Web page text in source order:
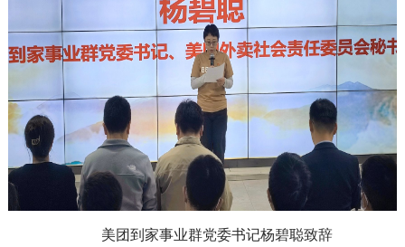
美团到家事业群党委书记杨碧聪致辞